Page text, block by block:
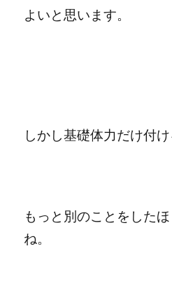
よいと思います。
しかし基礎体力だけ付
もっと別のことをした
ね。